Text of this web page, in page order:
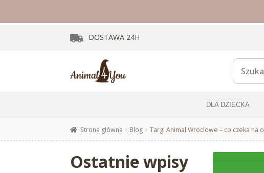
DOSTAWA 24H
DLA DZIECKA
Strona główna Blog Targi Animal Wroclowe – co czeka na
Ostatnie wpisy